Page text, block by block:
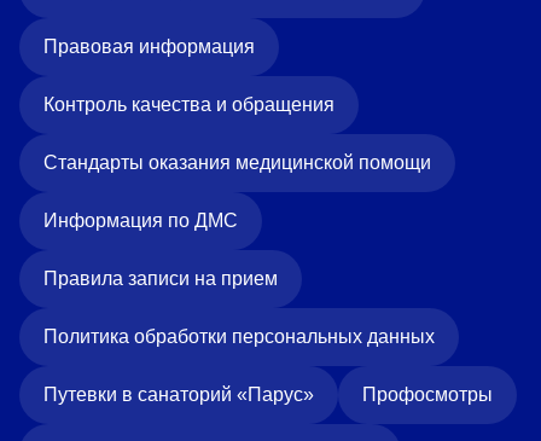
Правовая информация
Контроль качества и обращения
Стандарты оказания медицинской помощи
Информация по ДМС
Правила записи на прием
Политика обработки персональных данных
Путевки в санаторий «Парус» Профосмотры